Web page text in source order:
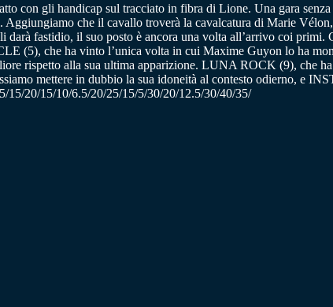
con gli handicap sul tracciato in fibra di Lione. Una gara
Aggiungiamo che il cavallo troverà la cavalcatura di Marie
darà fastidio, il suo posto è ancora una volta all’arrivo coi
(5), che ha vinto l’unica volta in cui Maxime Guyon lo
rispetto alla sua ultima apparizione. LUNA ROCK (9), che
mettere in dubbio la sua idoneità al contesto odierno, e
15/20/15/10/6.5/20/25/15/5/30/20/12.5/30/40/35/